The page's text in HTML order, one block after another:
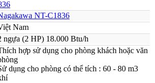
NT-C1836
Nam
ngựa (2 HP) 18.000 Btu/h
hợp sử dụng cho phòng khách hoặc văn
dụng cho phòng có thể tích : 60 - 80 m3